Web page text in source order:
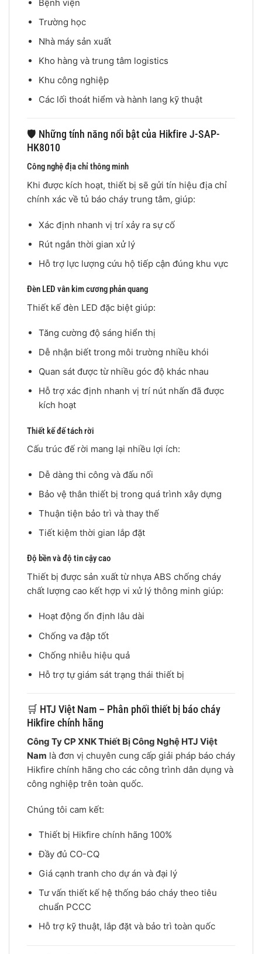
Bệnh viện
Trường học
Nhà máy sản xuất
Kho hàng và trung tâm logistics
Khu công nghiệp
Các lối thoát hiểm và hành lang kỹ thuật
🛡️ Những tính năng nổi bật của Hikfire J-SAP-
HK8010
Công nghệ địa chỉ thông minh
Khi được kích hoạt, thiết bị sẽ gửi tín hiệu địa chỉ
chính xác về tủ báo cháy trung tâm, giúp:
Xác định nhanh vị trí xảy ra sự cố
Rút ngắn thời gian xử lý
Hỗ trợ lực lượng cứu hộ tiếp cận đúng khu vực
Đèn LED vân kim cương phản quang
Thiết kế đèn LED đặc biệt giúp:
Tăng cường độ sáng hiển thị
Dễ nhận biết trong môi trường nhiều khói
Quan sát được từ nhiều góc độ khác nhau
Hỗ trợ xác định nhanh vị trí nút nhấn đã được
kích hoạt
Thiết kế đế tách rời
Cấu trúc đế rời mang lại nhiều lợi ích:
Dễ dàng thi công và đấu nối
Bảo vệ thân thiết bị trong quá trình xây dựng
Thuận tiện bảo trì và thay thế
Tiết kiệm thời gian lắp đặt
Độ bền và độ tin cậy cao
Thiết bị được sản xuất từ nhựa ABS chống cháy
chất lượng cao kết hợp vi xử lý thông minh giúp:
Hoạt động ổn định lâu dài
Chống va đập tốt
Chống nhiễu hiệu quả
Hỗ trợ tự giám sát trạng thái thiết bị
🛒 HTJ Việt Nam – Phân phối thiết bị báo cháy
Hikfire chính hãng
Công Ty CP XNK Thiết Bị Công Nghệ HTJ Việt
Nam là đơn vị chuyên cung cấp giải pháp báo cháy
Hikfire chính hãng cho các công trình dân dụng và
công nghiệp trên toàn quốc.
Chúng tôi cam kết:
Thiết bị Hikfire chính hãng 100%
Đầy đủ CO-CQ
Giá cạnh tranh cho dự án và đại lý
Tư vấn thiết kế hệ thống báo cháy theo tiêu
chuẩn PCCC
Hỗ trợ kỹ thuật, lắp đặt và bảo trì toàn quốc